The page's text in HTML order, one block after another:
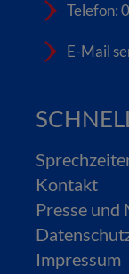
Telefon:
E-Mail
Kontakt
Presse und
Impressum